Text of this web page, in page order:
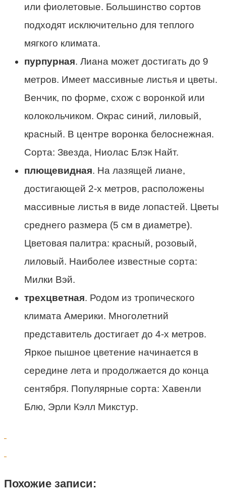
или фиолетовые. Большинство сортов
подходят исключительно для теплого
мягкого климата.
пурпурная. Лиана может достигать до 9
метров. Имеет массивные листья и цветы.
Венчик, по форме, схож с воронкой или
колокольчиком. Окрас синий, лиловый,
красный. В центре воронка белоснежная.
Сорта: Звезда, Ниолас Блэк Найт.
плющевидная. На лазящей лиане,
достигающей 2-х метров, расположены
массивные листья в виде лопастей. Цветы
среднего размера (5 см в диаметре).
Цветовая палитра: красный, розовый,
лиловый. Наиболее известные сорта:
Милки Вэй.
трехцветная. Родом из тропического
климата Америки. Многолетний
представитель достигает до 4-х метров.
Яркое пышное цветение начинается в
середине лета и продолжается до конца
сентября. Популярные сорта: Хавенли
Блю, Эрли Кэлл Микстур.
Похожие записи: